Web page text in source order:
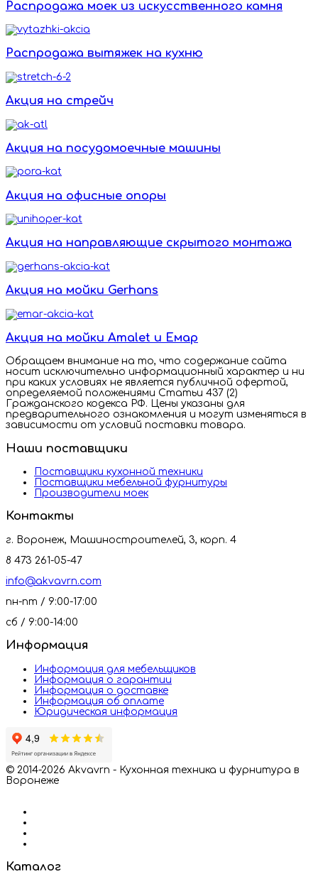
Распродажа моек из искусственного камня
Распродажа вытяжек на кухню
Акция на стрейч
Акция на посудомоечные машины
Акция на офисные опоры
Акция на направляющие скрытого монтажа
Акция на мойки Gerhans
Акция на мойки Amalet и Емар
Обращаем внимание на то, что содержание сайта
носит исключительно информационный характер и ни
при каких условиях не является публичной офертой,
определяемой положениями Статьи 437 (2)
Гражданского кодекса РФ. Цены указаны для
предварительного ознакомления и могут изменяться в
зависимости от условий поставки товара.
Наши поставщики
Поставщики кухонной техники
Поставщики мебельной фурнитуры
Производители моек
Контакты
г. Воронеж, Машиностроителей, 3, корп. 4
8 473 261-05-47
info@akvavrn.com
пн-пт / 9:00-17:00
сб / 9:00-14:00
Информация
Информация для мебельщиков
Информация о гарантии
Информация о доставке
Информация об оплате
Юридическая информация
© 2014-2026 Akvavrn - Кухонная техника и фурнитура в
Воронеже
Каталог